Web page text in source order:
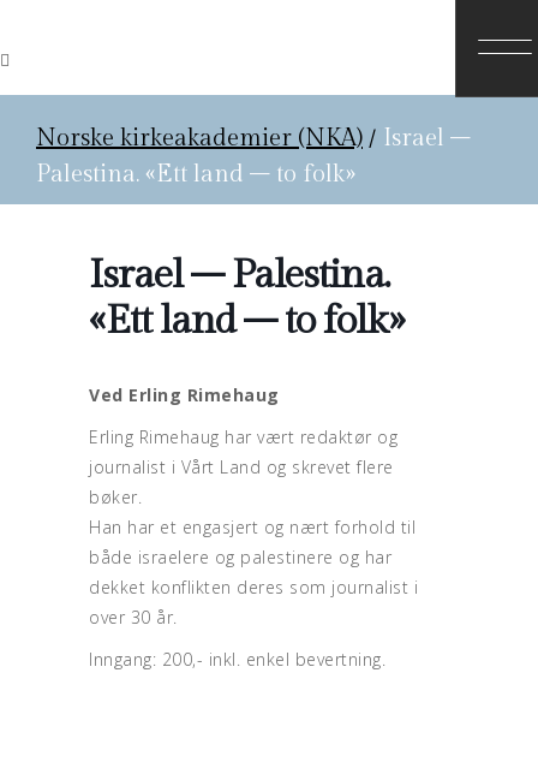
Norske kirkeakademier (NKA) / Israel –
Palestina. «Ett land – to folk»
Israel – Palestina.
«Ett land – to folk»
Ved Erling Rimehaug
Erling Rimehaug har vært redaktør og
journalist i Vårt Land og skrevet flere
bøker.
Han har et engasjert og nært forhold til
både israelere og palestinere og har
dekket konflikten deres som journalist i
over 30 år.
Inngang: 200,- inkl. enkel bevertning.